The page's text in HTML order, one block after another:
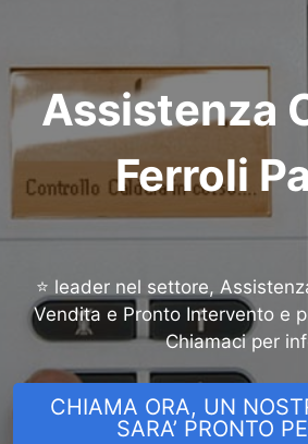
Assistenza
Ferroli
⭐ leader nel settore,
Vendita e Pronto Intervento e
Chiamaci per
CHIAMA ORA, UN
SARA’ PRONTO